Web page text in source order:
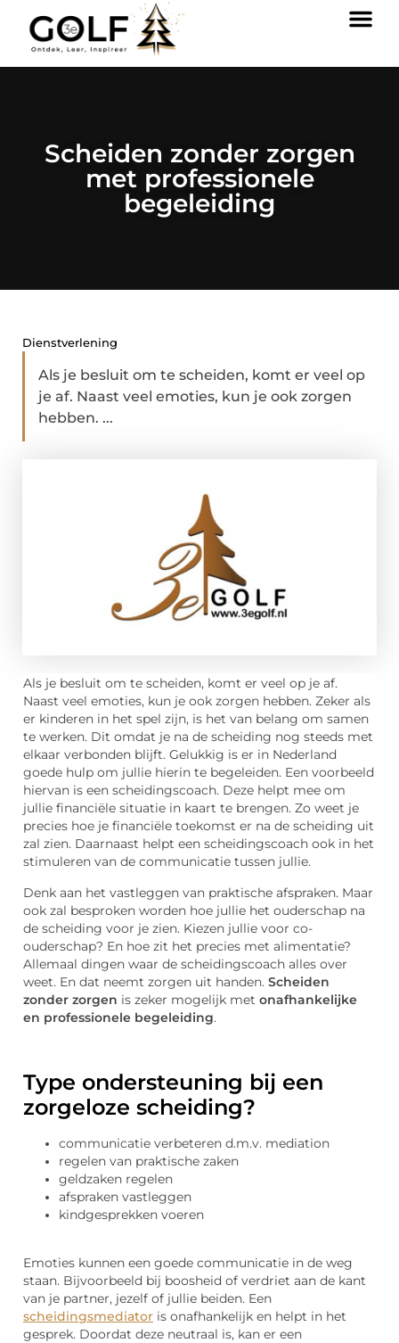
Scheiden zonder zorgen
met professionele
begeleiding
Dienstverlening
Als je besluit om te scheiden, komt er veel op
je af. Naast veel emoties, kun je ook zorgen
hebben. ...
Als je besluit om te scheiden, komt er veel op je af.
Naast veel emoties, kun je ook zorgen hebben. Zeker als
er kinderen in het spel zijn, is het van belang om samen
te werken. Dit omdat je na de scheiding nog steeds met
elkaar verbonden blijft. Gelukkig is er in Nederland
goede hulp om jullie hierin te begeleiden. Een voorbeeld
hiervan is een scheidingscoach. Deze helpt mee om
jullie financiële situatie in kaart te brengen. Zo weet je
precies hoe je financiële toekomst er na de scheiding uit
zal zien. Daarnaast helpt een scheidingscoach ook in het
stimuleren van de communicatie tussen jullie.
Denk aan het vastleggen van praktische afspraken. Maar
ook zal besproken worden hoe jullie het ouderschap na
de scheiding voor je zien. Kiezen jullie voor co-
ouderschap? En hoe zit het precies met alimentatie?
Allemaal dingen waar de scheidingscoach alles over
weet. En dat neemt zorgen uit handen. Scheiden
zonder zorgen is zeker mogelijk met onafhankelijke
en professionele begeleiding.
Type ondersteuning bij een
zorgeloze scheiding?
communicatie verbeteren d.m.v. mediation
regelen van praktische zaken
geldzaken regelen
afspraken vastleggen
kindgesprekken voeren
Emoties kunnen een goede communicatie in de weg
staan. Bijvoorbeeld bij boosheid of verdriet aan de kant
van je partner, jezelf of jullie beiden. Een
scheidingsmediator is onafhankelijk en helpt in het
gesprek. Doordat deze neutraal is, kan er een